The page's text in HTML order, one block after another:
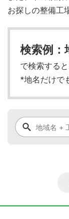
お探しの整備工
検索例：
で検索する
*地名だけで